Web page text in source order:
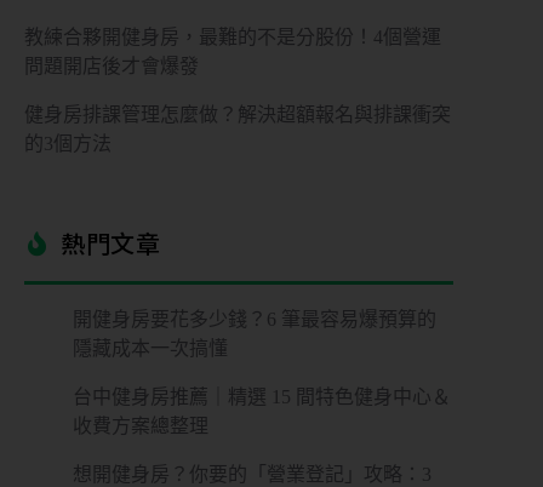
教練合夥開健身房，最難的不是分股份！4個營運
問題開店後才會爆發
健身房排課管理怎麼做？解決超額報名與排課衝突
的3個方法
熱門文章​
開健身房要花多少錢？6 筆最容易爆預算的
隱藏成本一次搞懂
台中健身房推薦｜精選 15 間特色健身中心＆
收費方案總整理
想開健身房？你要的「營業登記」攻略：3